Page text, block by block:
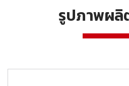
รูปภาพผ